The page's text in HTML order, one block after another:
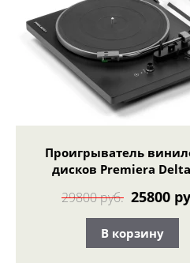
Проигрыватель
дисков Premiera
29800 руб. 25800
В корзину